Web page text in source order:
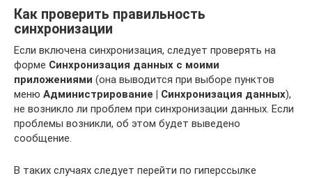
Как проверить правильность
синхронизации
Если включена синхронизация, следует проверять на
форме Синхронизация данных с моими
приложениями (она выводится при выборе пунктов
меню Администрирование | Синхронизация данных),
не возникло ли проблем при синхронизации данных. Если
проблемы возникли, об этом будет выведено
сообщение.
В таких случаях следует перейти по гиперссылке